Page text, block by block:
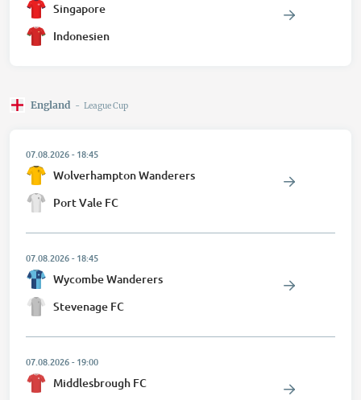
Singapore
Indonesien
England - League Cup
07.08.2026-18:45
Wolverhampton Wanderers
Port Vale FC
07.08.2026-18:45
Wycombe Wanderers
Stevenage FC
07.08.2026-19:00
Middlesbrough FC